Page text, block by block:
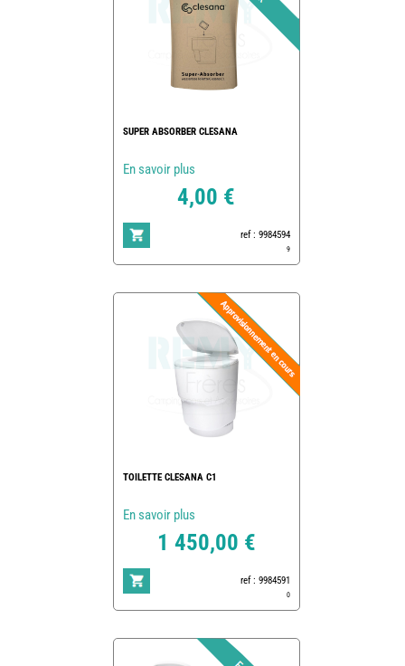
SUPER ABSORBER CLESANA
En savoir plus
4,00 €
ref : 9984594
9
TOILETTE CLESANA C1
En savoir plus
1 450,00 €
ref : 9984591
0